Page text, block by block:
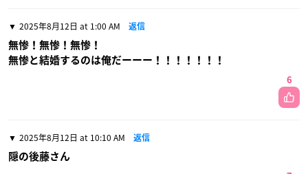
2025年8月12日 at 1:00 AM 返信
無惨！無惨！無惨！
無惨と結婚するのは俺だーーー！！！！！！！
6
2025年8月12日 at 10:10 AM 返信
隠の後藤さん